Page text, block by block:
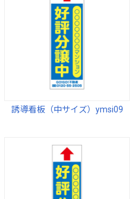
誘導看板（中サイズ）ymsi09